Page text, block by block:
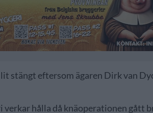
stängt eftersom ägaren Dirk van
hålla då knäoperationen gått